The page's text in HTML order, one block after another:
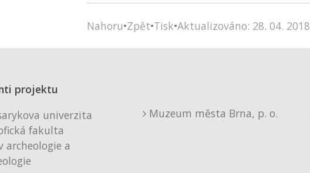
Nahoru•Zpět•Tisk•Aktualizováno: 28. 04. 2018
projektu
univerzita
fakulta
archeologie a
Muzeum města Brna, p. o.